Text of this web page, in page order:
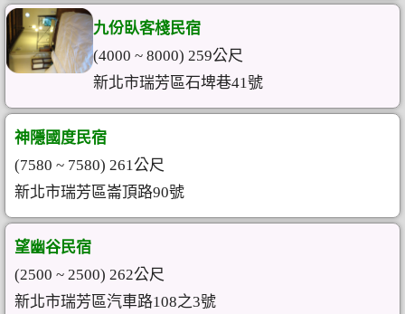
九份臥客棧民宿
(4000 ~ 8000) 259公尺
新北市瑞芳區石埤巷41號
神隱國度民宿
(7580 ~ 7580) 261公尺
新北市瑞芳區崙頂路90號
望幽谷民宿
(2500 ~ 2500) 262公尺
新北市瑞芳區汽車路108之3號